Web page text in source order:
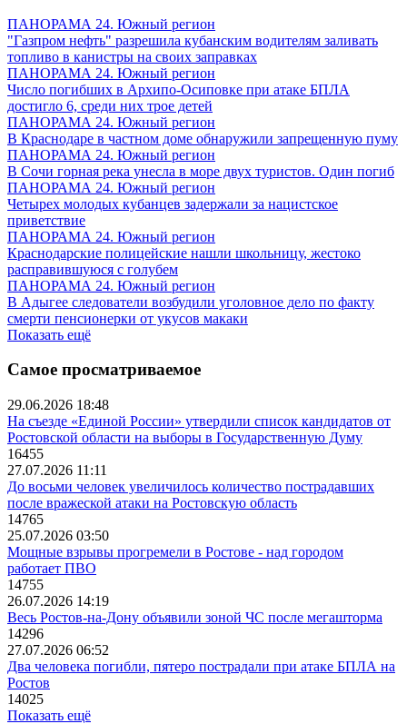
ПАНОРАМА 24. Южный регион
"Газпром нефть" разрешила кубанским водителям заливать
топливо в канистры на своих заправках
ПАНОРАМА 24. Южный регион
Число погибших в Архипо-Осиповке при атаке БПЛА
достигло 6, среди них трое детей
ПАНОРАМА 24. Южный регион
В Краснодаре в частном доме обнаружили запрещенную пуму
ПАНОРАМА 24. Южный регион
В Сочи горная река унесла в море двух туристов. Один погиб
ПАНОРАМА 24. Южный регион
Четырех молодых кубанцев задержали за нацистское
приветствие
ПАНОРАМА 24. Южный регион
Краснодарские полицейские нашли школьницу, жестоко
расправившуюся с голубем
ПАНОРАМА 24. Южный регион
В Адыгее следователи возбудили уголовное дело по факту
смерти пенсионерки от укусов макаки
Показать ещё
Самое просматриваемое
29.06.2026 18:48
На съезде «Единой России» утвердили список кандидатов от
Ростовской области на выборы в Государственную Думу
16455
27.07.2026 11:11
До восьми человек увеличилось количество пострадавших
после вражеской атаки на Ростовскую область
14765
25.07.2026 03:50
Мощные взрывы прогремели в Ростове - над городом
работает ПВО
14755
26.07.2026 14:19
Весь Ростов-на-Дону объявили зоной ЧС после мегашторма
14296
27.07.2026 06:52
Два человека погибли, пятеро пострадали при атаке БПЛА на
Ростов
14025
Показать ещё